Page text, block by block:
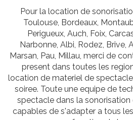
Pour la location de
Toulouse, Bordeaux,
Perigueux, Auch, Foix,
Narbonne, Albi, Rodez, Brive,
Marsan, Pau, Millau, merci de
present dans toutes les
location de materiel de
soiree. Toute une equipe de
spectacle dans la sonorisation
capables de s'adapter a tous